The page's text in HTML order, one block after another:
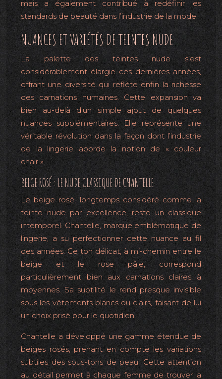
mais a également contribué à redéfinir les
standards de beauté dans l’industrie de la mode.
NUANCES ET VARIÉTÉS DE TEINTES NUDE
La palette des teintes nude s’est
considérablement élargie ces dernières années,
offrant une diversité qui reflète enfin la richesse
des carnations humaines. Cette expansion va
bien au-delà d’un simple ajout de quelques
nuances supplémentaires. Elle représente une
véritable révolution dans la façon dont l’industrie
de la lingerie aborde la notion de « couleur
chair ».
BEIGE ROSÉ : LE NUDE CLASSIQUE DE CHANTELLE
Le beige rosé, longtemps considéré comme la
teinte nude par excellence, reste un classique
intemporel. Chantelle, marque emblématique de
lingerie, a su perfectionner cette nuance au fil
des années. Ce ton délicat, à mi-chemin entre le
beige et le rose pâle, correspond
particulièrement bien aux carnations claires à
moyennes. Sa subtilité le rend presque invisible
sous les vêtements blancs ou clairs, faisant de lui
un choix prisé pour le quotidien.
Chantelle a développé une gamme étendue de
beiges rosés, prenant en compte les variations
subtiles des sous-tons de peau. Cette attention
au détail permet à chaque femme de trouver la